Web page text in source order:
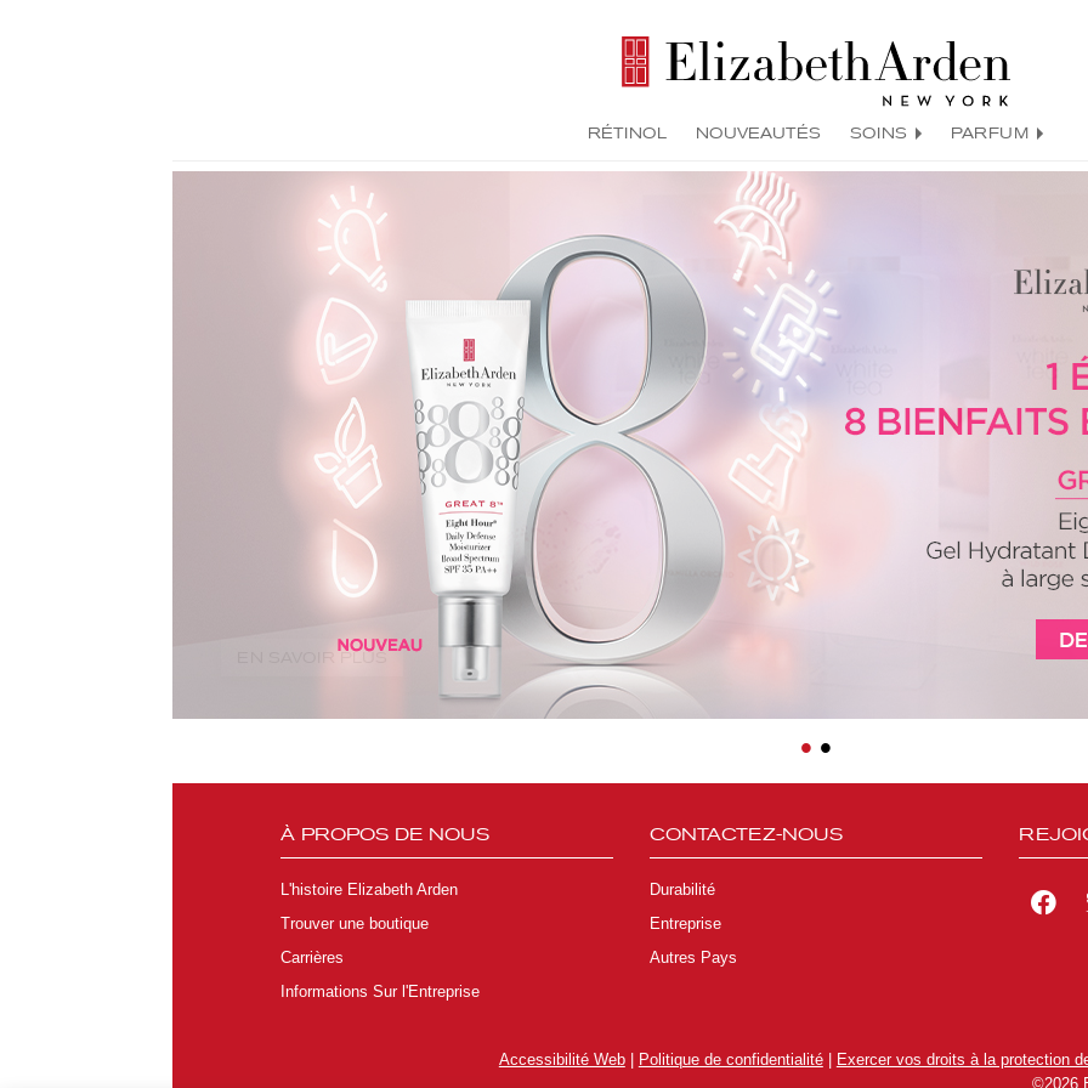
RÉTINOL NOUVEAUTÉS SOINS PARFUM
EN SAVOIR PLUS
• •
À PROPOS DE NOUS
L'histoire Elizabeth Arden
Trouver une boutique
Carrières
Informations Sur l'Entreprise
CONTACTEZ-NOUS
Durabilité
Entreprise
Autres Pays
Accessibilité Web| Politique de confidentialité|
Exercer vos droits à la protection